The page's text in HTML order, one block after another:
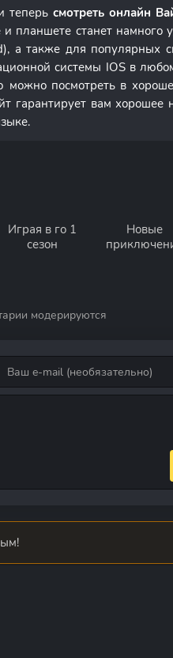
теперь смотреть онлайн
планшете станет намного
а также для популярных
системы IOS в
посмотреть в
гарантирует вам хорошее
Играя в го 1
сезон
Новые
модерируются